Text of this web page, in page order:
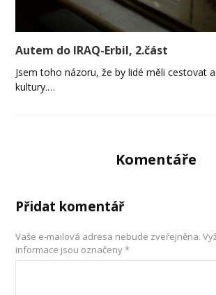
Autem do IRAQ-Erbil, 2.část
Jsem toho názoru, že by lidé měli cestovat
kultury.…
Komentáře
Přidat komentář
Vaše e-mailová adresa nebude zveřejněna.
informace jsou označeny*